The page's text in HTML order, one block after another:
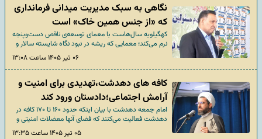
نگاهی به سبک مدیریت میدانی فرمانداری
که «از جنس همین خاک» است
کهگیلویه سال‌هاست با معمای توسعه‌ی ناقص دست‌وپنجه
نرم می‌کند؛ معمایی که ریشه در نبود نگاه شایسته سالار و
فاصله‌ی مدیران از متن زندگی مردم دارد. سید ایرج
کاظمی‌جو اما معادله را تغییر داده است.
۰۶ تیر ۱۴۰۵ ساعت ۱۳:۰۸
کافه های دهدشت،تهدیدی برای امنیت و
آرامش اجتماعی؛دادستان ورود کند
امام جمعه دهدشت با بیان اینکه حدود ۱۶۰ تا ۱۷۰ کافه در
دهدشت فعالیت می‌کنند که فضای آنها معضلات امنیتی و
اجتماعی عدیده‌ای ایجاد کرده‌اند خواستار ورود دادستان
۰۵ تیر ۱۴۰۵ ساعت ۱۳:۳۵